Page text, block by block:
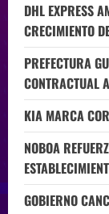
DHL EXPRESS
CRECIMIENTO
PREFECTURA
CONTRACTUAL
KIA MARCA
NOBOA
GOBIERNO